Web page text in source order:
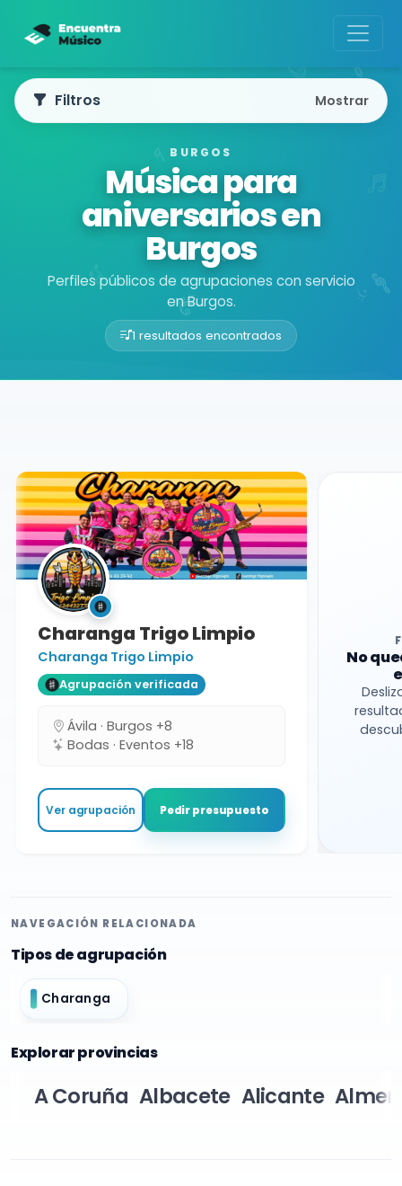
BURGOS
Música para
aniversarios en
Burgos
Perfiles públicos de agrupaciones con servicio
en Burgos.
1 resultados encontrados
Buscador de músicos
Filtros Mostrar
Charanga Trigo Limpio
Charanga Trigo Limpio
Agrupación verificada
Ávila · Burgos +8
Bodas · Eventos +18
Ver agrupación Pedir presupuesto
No
NAVEGACIÓN RELACIONADA
Tipos de agrupación
Charanga
Explorar provincias
A Coruña Albacete Alicante